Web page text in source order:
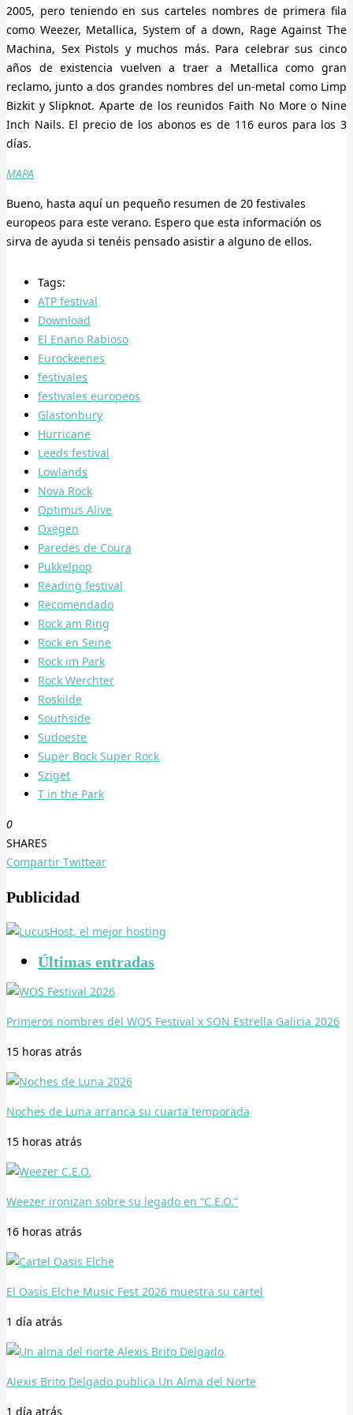
2005, pero teniendo en sus carteles nombres de primera fila
como Weezer, Metallica, System of a down, Rage Against The
Machina, Sex Pistols y muchos más. Para celebrar sus cinco
años de existencia vuelven a traer a Metallica como gran
reclamo, junto a dos grandes nombres del un-metal como Limp
Bizkit y Slipknot. Aparte de los reunidos Faith No More o Nine
Inch Nails. El precio de los abonos es de 116 euros para los 3
días.
MAPA
Bueno, hasta aquí un pequeño resumen de 20 festivales
europeos para este verano. Espero que esta información os
sirva de ayuda si tenéis pensado asistir a alguno de ellos.
Tags:
ATP festival
Download
El Enano Rabioso
Eurockeenes
festivales
festivales europeos
Glastonbury
Hurricane
Leeds festival
Lowlands
Nova Rock
Optimus Alive
Oxegen
Paredes de Coura
Pukkelpop
Reading festival
Recomendado
Rock am Ring
Rock en Seine
Rock im Park
Rock Werchter
Roskilde
Southside
Sudoeste
Super Bock Super Rock
Sziget
T in the Park
0
SHARES
Compartir Twittear
Publicidad
Últimas entradas
Primeros nombres del WOS Festival x SON Estrella Galicia 2026
15 horas atrás
Noches de Luna arranca su cuarta temporada
15 horas atrás
Weezer ironizan sobre su legado en “C.E.O.”
16 horas atrás
El Oasis Elche Music Fest 2026 muestra su cartel
1 día atrás
Alexis Brito Delgado publica Un Alma del Norte
1 día atrás